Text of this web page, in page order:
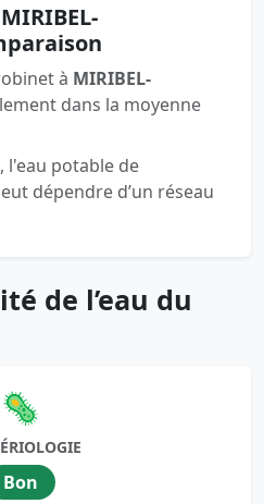
à MIRIBEL-
dans la moyenne
l'eau potable de
dépendre d’un réseau
de l’eau du
🦠
Bon